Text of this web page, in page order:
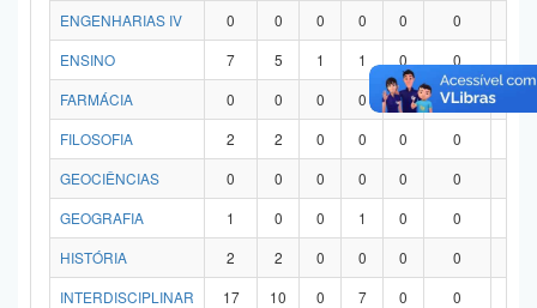
ENGENHARIAS IV
0 0 0 0 0 0
ENSINO
7 5 1 1 0 0
FARMÁCIA
0 0 0 0 0 0
FILOSOFIA
2 2 0 0 0 0
GEOCIÊNCIAS
0 0 0 0 0 0
GEOGRAFIA
1 0 0 1 0 0
HISTÓRIA
2 2 0 0 0 0
INTERDISCIPLINAR
17 10 0 7 0 0